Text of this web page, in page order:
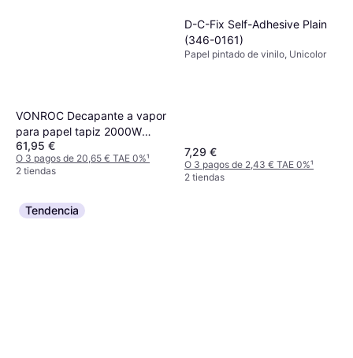
VONROC Decapante a vapor
para papel tapiz 2000W
4.5L, 3.5m de manguera
61,95 €
O 3 pagos de 20,65 € TAE 0%¹
2 tiendas
D-C-Fix Self-Adhesive Plain
(‎346-0161)
Papel pintado de vinilo, Unicolor
7,29 €
O 3 pagos de 2,43 € TAE 0%¹
2 tiendas
Tendencia